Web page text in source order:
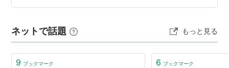
である｢イエス・キリストの塔｣の頂上に十字架が 設置さ
て、世界で最も高…
ネットで話題 もっと見る
9 ブックマーク 6 ブックマーク